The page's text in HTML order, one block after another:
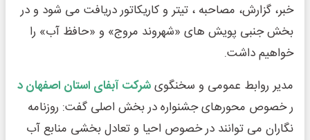
خبر، گزارش، مصاحبه ، تیتر و کاریکاتور دریافت می شود و در
بخش جنبی پویش های «شهروند مروج» و «حافظ آب» را
خواهیم داشت.
مدیر روابط عمومی و سخنگویشرکت آبفای استان اصفهان د
ر خصوص محورهای جشنواره در بخش اصلی گفت: روزنامه
نگاران می توانند در خصوص احیا و تعادل بخشی منابع آب